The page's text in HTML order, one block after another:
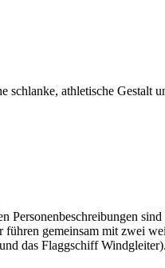
schlanke, athletische Gestalt
Personenbeschreibungen
gemeinsam mit zwei
das Flaggschiff